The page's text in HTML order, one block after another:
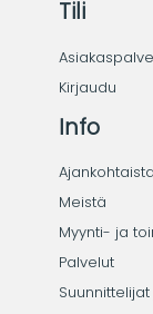
Tili
Kirjaudu
Info
Ajankohtaista
Meistä
Myynti- ja
Palvelut